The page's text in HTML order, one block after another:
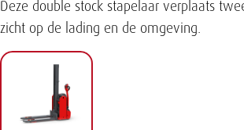
Deze double stock stapelaar verplaats
zicht op de lading en de omgeving.